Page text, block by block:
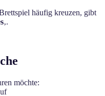
häufig kreuzen, gibt
‚.
möchte: